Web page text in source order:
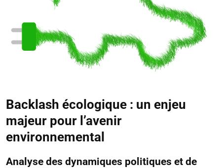
Backlash écologique : un enjeu
majeur pour l’avenir
environnemental
Analyse des dynamiques politiques et de